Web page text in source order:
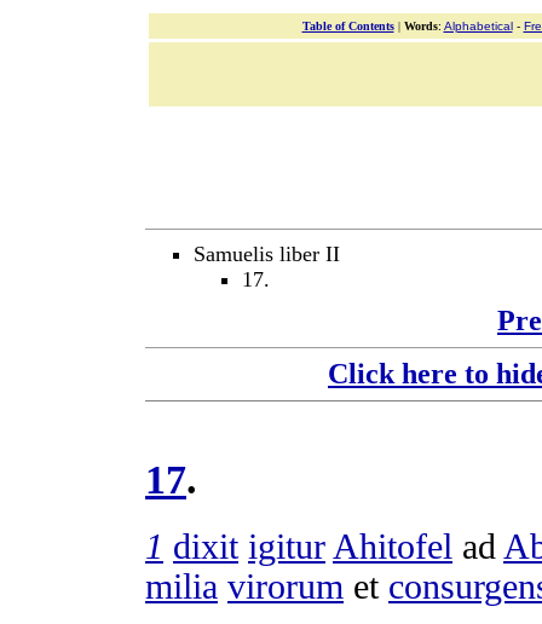
Table of Contents| Words: Alphabetical-
Samuelis liber II
17.
Click here to
17.
1 dixit igitur Ahitofel ad
milia virorum et